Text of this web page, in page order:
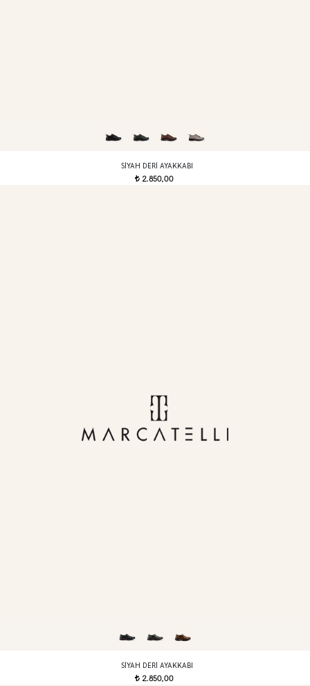
SIYAH DERI AYAKKABI
t 2.850,00
SIYAH DERI AYAKKABI
t 2.850,00